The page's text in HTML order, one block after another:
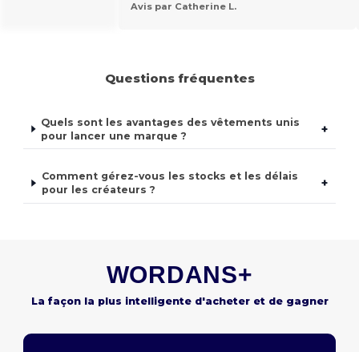
Avis par Catherine L.
Questions fréquentes
Quels sont les avantages des vêtements unis
pour lancer une marque ?
+
Comment gérez-vous les stocks et les délais
pour les créateurs ?
+
WORDANS+
La façon la plus intelligente d'acheter et de gagner